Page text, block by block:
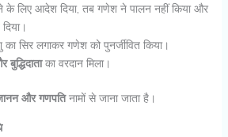
लिए आदेश दिया, तब गणेश ने पालन नहीं किया और
सिर लगाकर गणेश को पुनर्जीवित किया।
का वरदान मिला।
और गणपतिनामों से जाना जाता है।